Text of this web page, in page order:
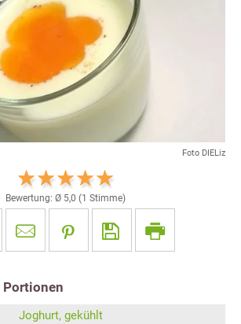
Foto DIELiz
Bewertung: Ø 5,0 (1 Stimme)
Portionen
Joghurt, gekühlt